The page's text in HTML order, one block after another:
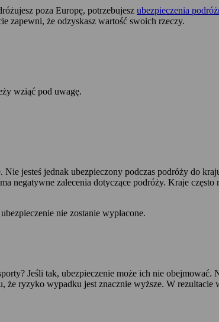
poza Europę, potrzebujesz ubezpieczenia
zapewni, że odzyskasz wartość swoich rzeczy.
wziąć pod uwagę.
jesteś jednak ubezpieczony podczas podróży do
negatywne zalecenia dotyczące podróży. Kraje często
nie zostanie wypłacone.
Jeśli tak, ubezpieczenie może ich nie obejmować.
ryzyko wypadku jest znacznie wyższe. W rezultacie